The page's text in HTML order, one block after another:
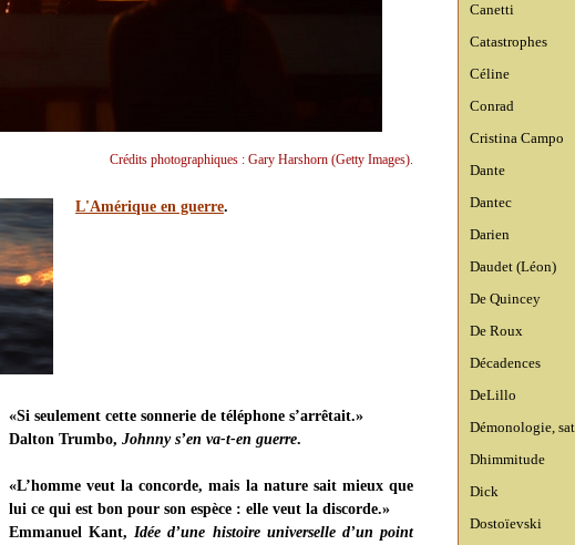
Canetti
Catastrophes
Céline
Conrad
Cristina Campo
Dante
Dantec
Darien
Daudet (Léon)
De Quincey
De Roux
Décadences
DeLillo
Démonologie,
Dhimmitude
Dick
Dostoïevski
Crédits photographiques : Gary Harshorn (Getty Images).
L'Amérique en guerre.
«Si seulement cette sonnerie de téléphone s’arrêtait.»
Dalton Trumbo,Johnny s’en va-t-en guerre.
«L’homme veut la concorde, mais la nature sait mieux que
lui ce qui est bon pour son espèce : elle veut la discorde.»
Emmanuel Kant, Idée d’une histoire universelle d’un point